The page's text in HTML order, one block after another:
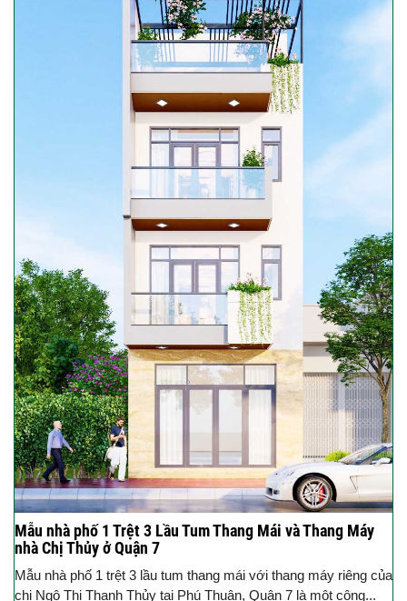
Mẫu nhà phố 1 Trệt 3 Lầu Tum Thang Mái và Thang Máy
nhà Chị Thủy ở Quận 7
Mẫu nhà phố 1 trệt 3 lầu tum thang mái với thang máy riêng của
chị Ngô Thị Thanh Thủy tại Phú Thuận, Quận 7 là một công...